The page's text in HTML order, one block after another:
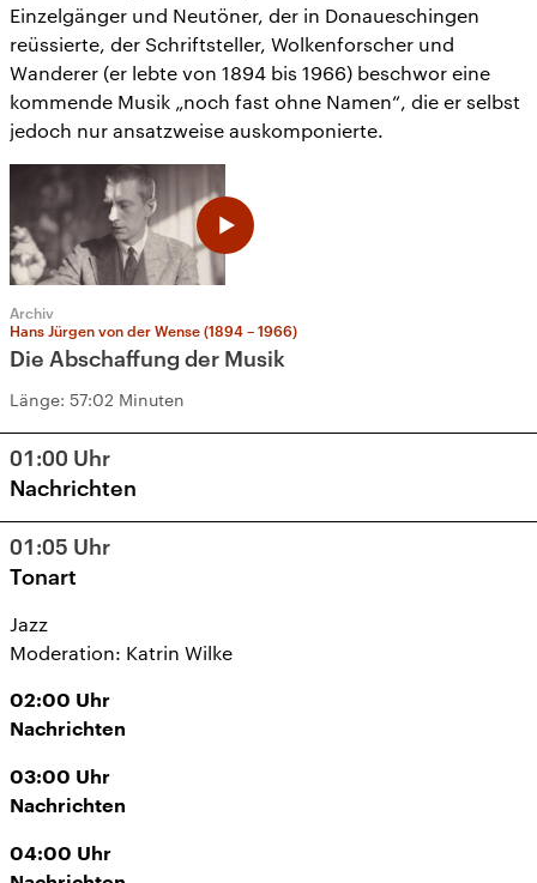
Einzelgänger und Neutöner, der in Donaueschingen
reüssierte, der Schriftsteller, Wolkenforscher und
Wanderer (er lebte von 1894 bis 1966) beschwor eine
kommende Musik „noch fast ohne Namen“, die er selbst
jedoch nur ansatzweise auskomponierte.
Archiv
Hans Jürgen von der Wense (1894 – 1966)
Die Abschaffung der Musik
Länge: 57:02 Minuten
01:00 Uhr
Nachrichten
01:05 Uhr
Tonart
Jazz
Moderation: Katrin Wilke
02:00 Uhr
Nachrichten
03:00 Uhr
Nachrichten
04:00 Uhr